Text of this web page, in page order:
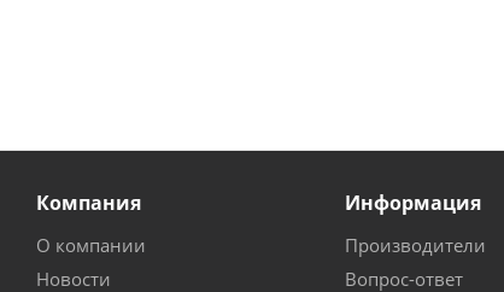
Компания
О компании
Новости
Информация
Производители
Вопрос-ответ